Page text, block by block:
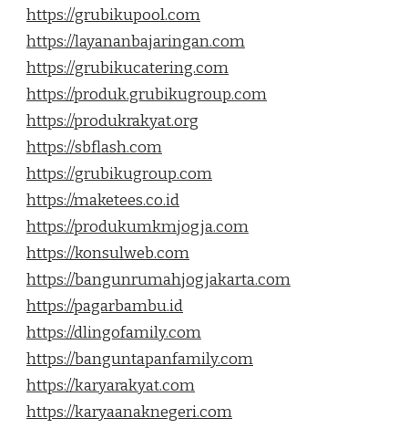
https://grubikupool.com
https://layananbajaringan.com
https://grubikucatering.com
https://produk.grubikugroup.com
https://produkrakyat.org
https://sbflash.com
https://grubikugroup.com
https://maketees.co.id
https://produkumkmjogja.com
https://konsulweb.com
https://bangunrumahjogjakarta.com
https://pagarbambu.id
https://dlingofamily.com
https://banguntapanfamily.com
https://karyarakyat.com
https://karyaanaknegeri.com